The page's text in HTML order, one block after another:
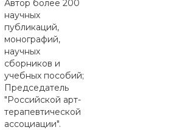
Автор более 200
научных
публикаций,
монографий,
научных
сборников и
учебных пособий;
Председатель
"Российской арт-
терапевтической
ассоциации".